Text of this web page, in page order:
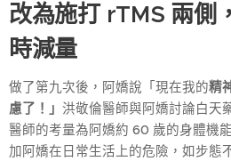
改為施打 rTMS 兩側
時減量
做了第九次後，阿嬌說「現在我的精
慮了！」 洪敬倫醫師與阿嬌討論白天
醫師的考量為阿嬌約 60 歲的身體機
加阿嬌在日常生活上的危險，如步態